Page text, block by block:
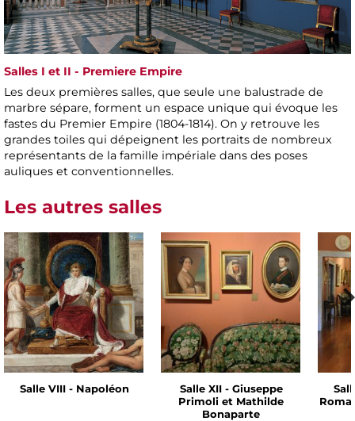
Salles I et II - Premiere Empire
Les deux premières salles, que seule une balustrade de
marbre sépare, forment un espace unique qui évoque les
fastes du Premier Empire (1804-1814). On y retrouve les
grandes toiles qui dépeignent les portraits de nombreux
représentants de la famille impériale dans des poses
auliques et conventionnelles.
Les autres salles
Salle VIII - Napoléon
Salle XII - Giuseppe
Primoli et Mathilde
Bonaparte